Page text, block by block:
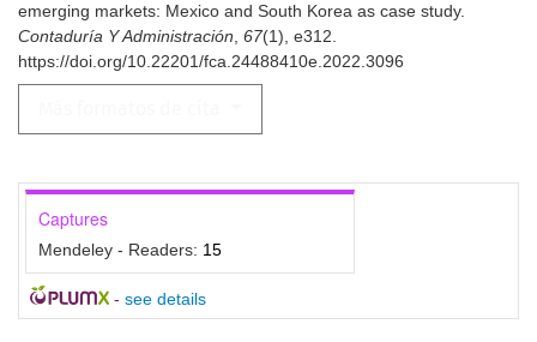
emerging markets: Mexico and South Korea as case study.
Contaduría Y Administración 67(1), e312.
https://doi.org/10.22201/fca.24488410e.2022.3096
Captures
Mendeley - Readers: 15
- see details